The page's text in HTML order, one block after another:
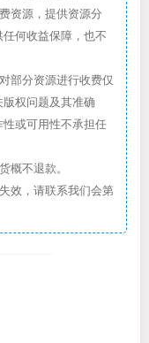
资源，提供资源分
何收益保障，也不
部分资源进行收费仅
权问题及其准确
或可用性不承担任
概不退款。
效，请联系我们会第